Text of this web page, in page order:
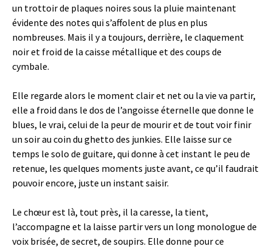
un trottoir de plaques noires sous la pluie maintenant
évidente des notes qui s’affolent de plus en plus
nombreuses. Mais il y a toujours, derrière, le claquement
noir et froid de la caisse métallique et des coups de
cymbale.
Elle regarde alors le moment clair et net ou la vie va partir,
elle a froid dans le dos de l’angoisse éternelle que donne le
blues, le vrai, celui de la peur de mourir et de tout voir finir
un soir au coin du ghetto des junkies. Elle laisse sur ce
temps le solo de guitare, qui donne à cet instant le peu de
retenue, les quelques moments juste avant, ce qu’il faudrait
pouvoir encore, juste un instant saisir.
Le chœur est là, tout près, il la caresse, la tient,
l’accompagne et la laisse partir vers un long monologue de
voix brisée, de secret, de soupirs. Elle donne pour ce